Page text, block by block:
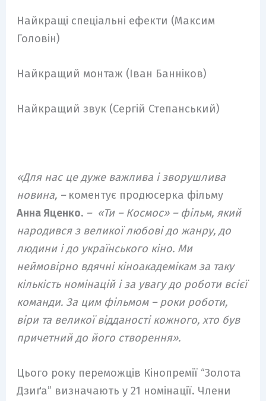
Найкращі спеціальні ефекти (Максим
Головін)
Найкращий монтаж (Іван Банніков)
Найкращий звук (Сергій Степанський)
«Для нас це дуже важлива і зворушлива
новина, – коментує продюсерка фільму
Анна Яценко. – «Ти – Космос» – фільм, який
народився з великої любові до жанру, до
людини і до українського кіно. Ми
неймовірно вдячні кіноакадемікам за таку
кількість номінацій і за увагу до роботи всієї
команди. За цим фільмом – роки роботи,
віри та великої відданості кожного, хто був
причетний до його створення».
Цього року переможців Кінопремії “Золота
Дзиґа” визначають у 21 номінації. Члени